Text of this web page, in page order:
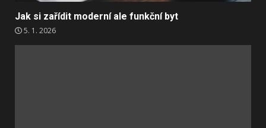
Jak si zařídit moderní ale funkční byt
5. 1. 2026